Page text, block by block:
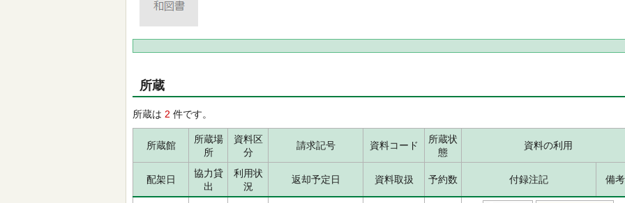
所蔵
所蔵は 2 件です。
所蔵館
所蔵場
所
資料区
分
請求記号 資料コード
所蔵状
態
資料の利用
配架日
協力貸
出
利用状
況
返却予定日 資料取扱 予約数 付録注記 備考